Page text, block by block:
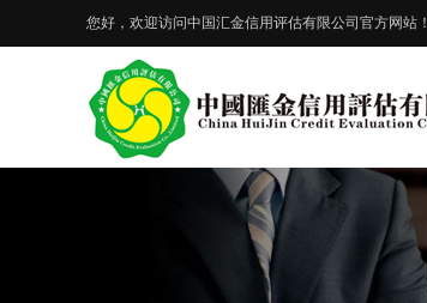
您好，欢迎访问中国汇金信用评估有限公司官方网站！